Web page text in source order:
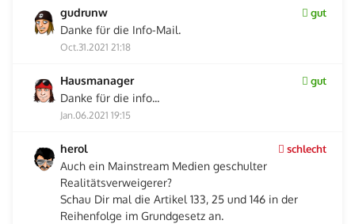
gudrunw gut
Danke für die Info-Mail.
Oct.31.2021 21:18
Hausmanager gut
Danke für die info...
Jan.06.2021 19:15
herol schlecht
Auch ein Mainstream Medien geschulter
Realitätsverweigerer?
Schau Dir mal die Artikel 133, 25 und 146 in der
Reihenfolge im Grundgesetz an.